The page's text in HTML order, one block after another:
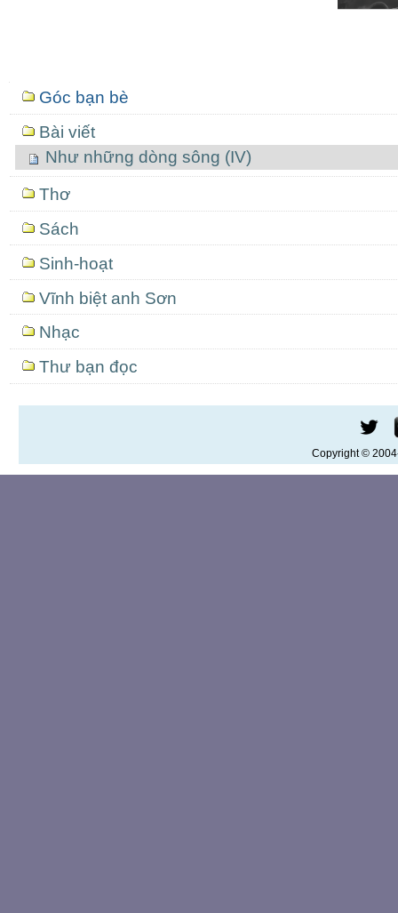
Mục
định
hướng
Góc bạn bè
Bài viết
Như những dòng sông (IV)
Thơ
Sách
Sinh-hoạt
Vĩnh biệt anh Sơn
Nhạc
Thư bạn đọc
Copyright ©